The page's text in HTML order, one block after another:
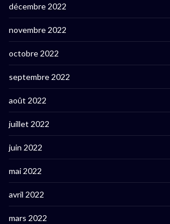
décembre 2022
novembre 2022
octobre 2022
septembre 2022
août 2022
juillet 2022
juin 2022
mai 2022
avril 2022
mars 2022